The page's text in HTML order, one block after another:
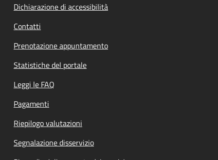
Dichiarazione di accessibilità
Contatti
Prenotazione appuntamento
Statistiche del portale
Leggi le FAQ
Pagamenti
Riepilogo valutazioni
Segnalazione disservizio